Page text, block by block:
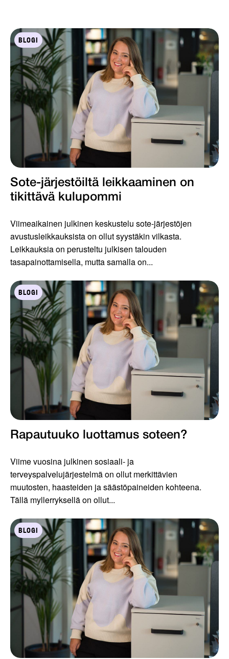
BLOGI
Sote-järjestöiltä leikkaaminen on
tikittävä kulupommi
Viimeaikainen julkinen keskustelu sote-järjestöjen
avustusleikkauksista on ollut syystäkin vilkasta.
Leikkauksia on perusteltu julkisen talouden
tasapainottamisella, mutta samalla on...
BLOGI
Rapautuuko luottamus soteen?
Viime vuosina julkinen sosiaali- ja
terveyspalvelujärjestelmä on ollut merkittävien
muutosten, haasteiden ja säästöpaineiden kohteena.
Tällä myllerryksellä on ollut...
BLOGI